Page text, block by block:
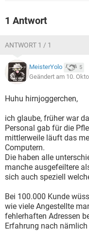
1 Antwort
ANTWORT 1 / 1
MeisterYolo 5
Geändert am 10.
Huhu hirnjoggerchen,
ich glaube, früher war
Personal gab für die
mittlerweile läuft das
Computern.
Die haben alle
manche ausgefeiltere
sich auch speziell
Bei 100.000 Kunde
wie viele Angestellte
fehlerhaften Adressen
Erfahrung nach